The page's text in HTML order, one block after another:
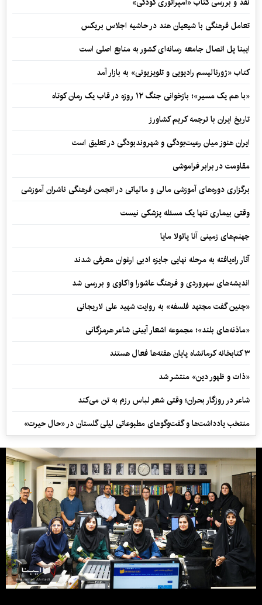
تعامل فرهنگی با شیعیان هند در حاشیه اجلاس بریکس
ایبنا پل اتصال جامعه رسانه‌ای کشور به منابع اصلی است
کتاب «ژورنالیسم رادیویی و تلویزیونی» به بازار آمد
«با هم یک مسیر»؛ بازخوانی جنگ ۱۲ روزه در قاب یک رمان کوتاه
تاریخ ایران با ترجمه کریم کشاورز
ایران هنوز میان رعیت‌بودگی و شهروندبودگی در تعلیق است
مقاومت در برابر فراموشی
برگزاری دوره‌های آموزشی مالی و مالیاتی در انجمن فرهنگی ناشران آموزشی
وقتی بیماری تنها یک مسئله پزشکی نیست
جهنم‌های زمینی آنا پائولا مایا
آثار راه‌یافته به مرحله نهایی جایزه ادبی ارغوان معرفی شدند
اندیشه‌های سهروردی و فرهنگ عاشورا واکاوی و بررسی شد
«چنین گفت مجتهد فلسفه» به روایت شهید علی لاریجانی
«ماذنه‌های بلند»؛ مجموعه اشعار آیینی شاعر هرمزگانی
۳ کتابخانه کرمانشاه پایان هفته‌ها فعال هستند
«ذات و ظهور دین» منتشر شد
شاعر در روزگار بحران؛ وقتی شعر لباس رزم به تن می‌کند
منتخب یادداشت‌ها و گفت‌وگوهای مطبوعاتی لیلی گلستان در «حال حیرت»